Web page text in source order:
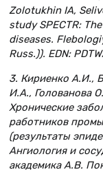
Zolotukhin IA,
study SPECTR:
diseases.
Russ.)). EDN:
3. Кириенко А.И.,
И.А., Голованова
Хронические
работников
(результаты
Ангиология и
академика А.В.